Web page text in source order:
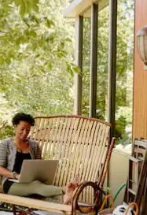
unten oder erkunde